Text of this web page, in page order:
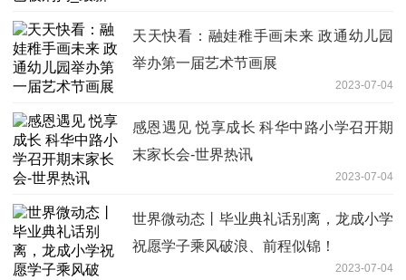
天天快看：融娃稚手画未来 政通幼儿园
举办第一届艺术节画展
2023-07-04
感恩遇见 悦享成长 科华中路小学召开期
末家长会-世界热讯
2023-07-04
世界微动态丨毕业典礼话别离，龙成小学
祝愿学子乘风破浪、前程似锦！
2023-07-04